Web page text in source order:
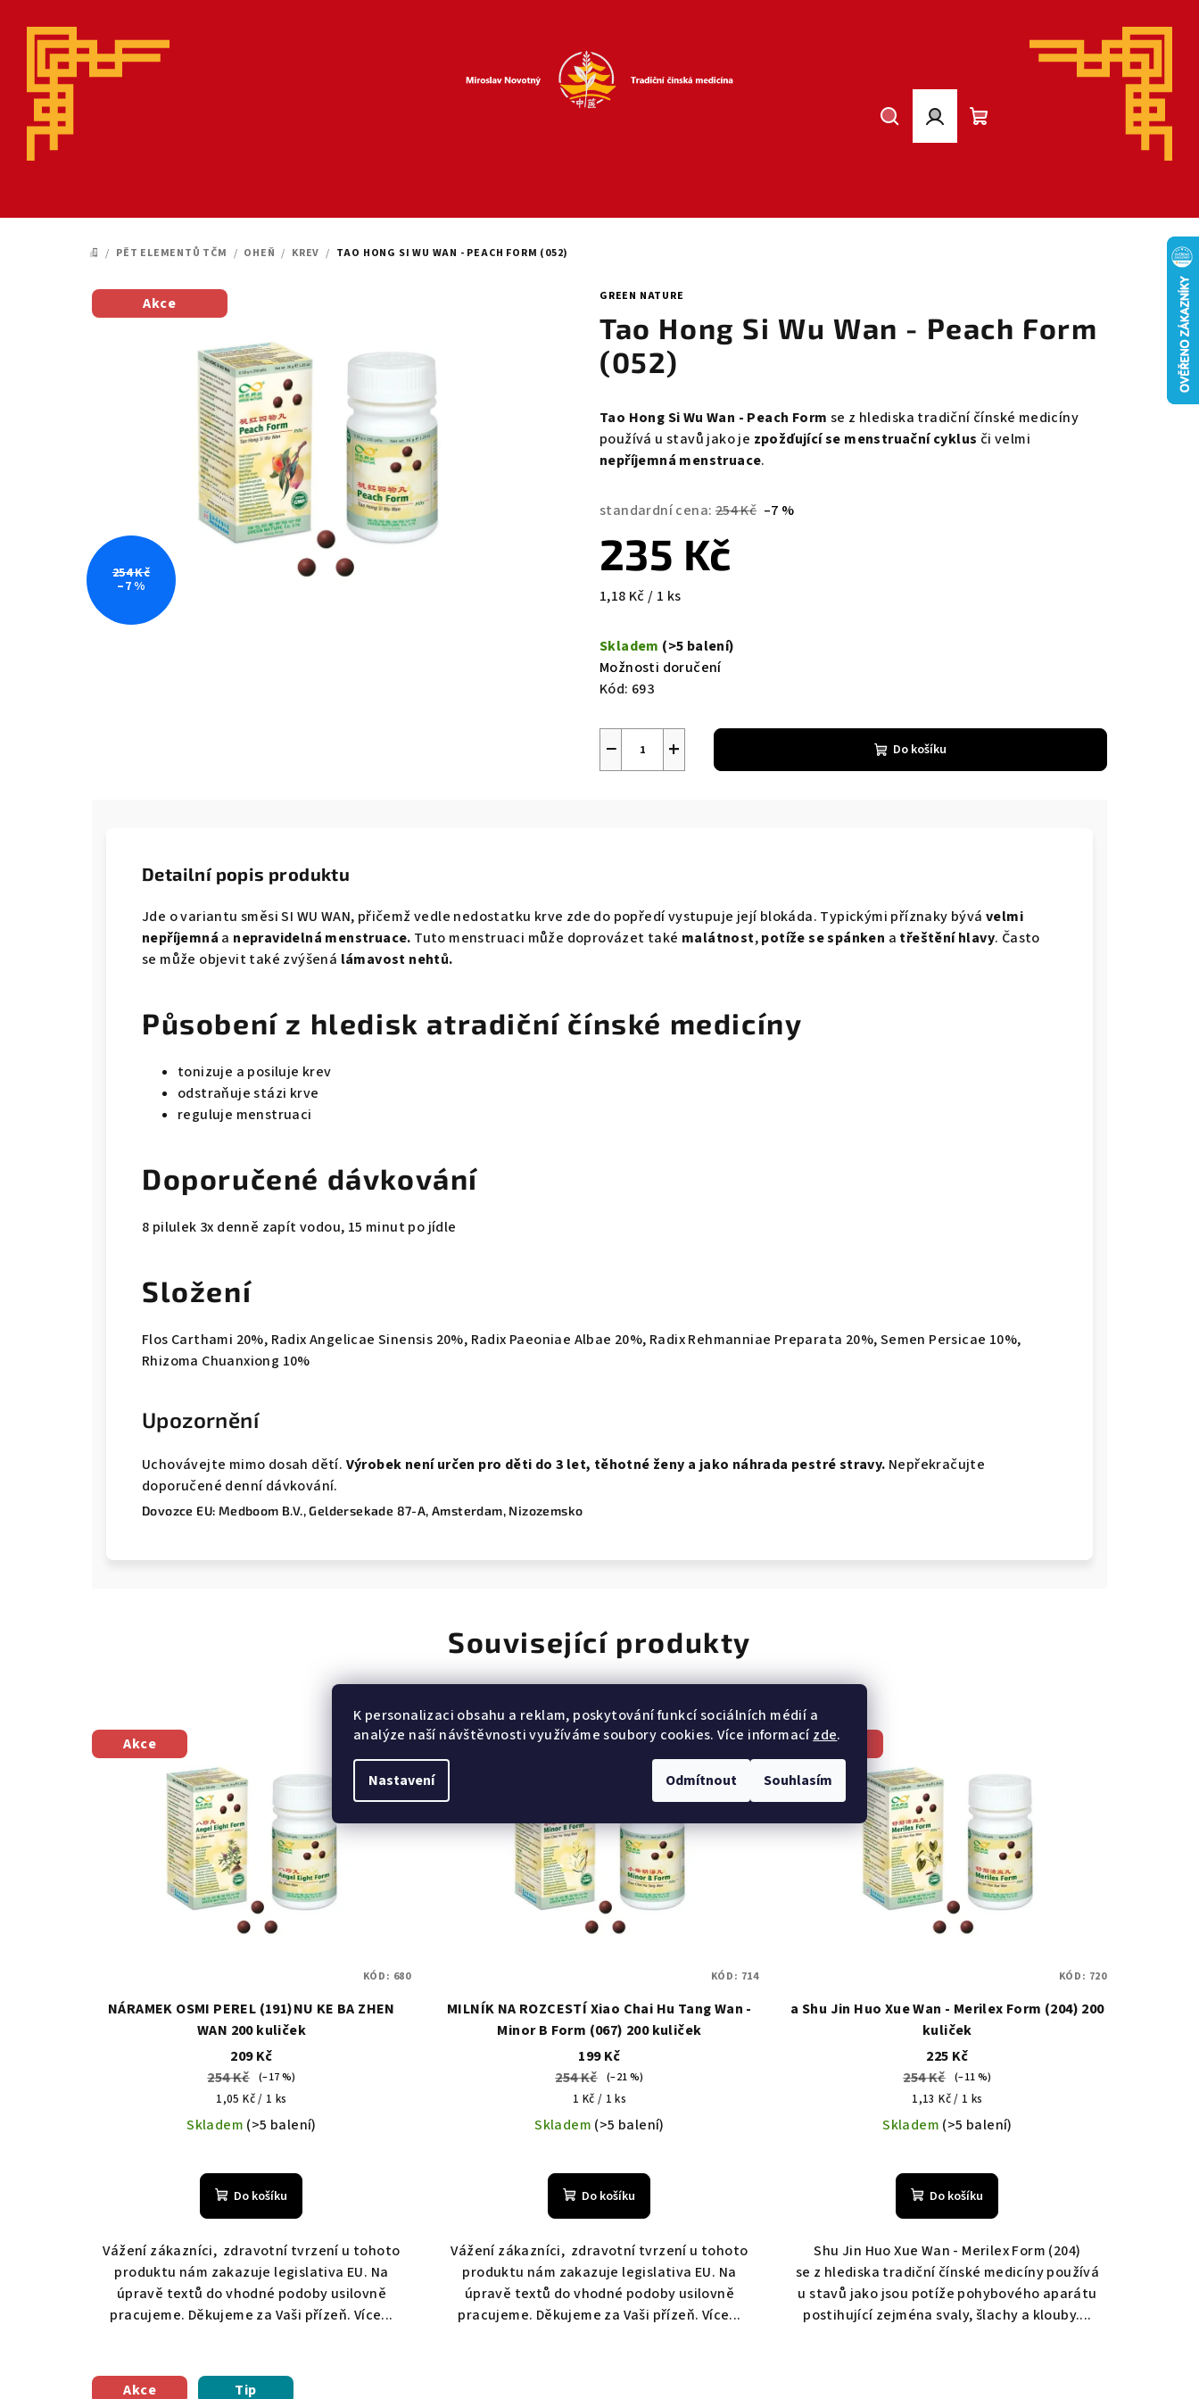
K personalizaci obsahu a reklam, poskytování funkcí sociálních médií a
analýze naší návštěvnosti využíváme soubory cookies. Více informacízde.
Nastavení Odmítnout Souhlasím
HledatPřihlášení
DOMŮ
/ PĚT ELEMENTŮ TČM / OHEŇ / KREV / TAO HONG SI WU WAN - PEACH FORM (052)
GREEN NATURE
Tao Hong Si Wu Wan - Peach Form
(052)
Tao Hong Si Wu Wan - Peach Form se z hlediska tradiční čínské medicíny
používá u stavů jako je zpožďující se menstruační cyklus či velmi
nepříjemná menstruace.
standardní cena: 254 Kč –7 %
235 Kč
Měrná
1,18 Kč / 1 ks
Skladem (>5 balení)
Možnosti doručení
Kód: 693
+
− Do košíku
Akce
254 Kč
–7 %
Detailní popis produktu
Jde o variantu směsi SI WU WAN, přičemž vedle nedostatku krve zde do popředí vystupuje její blokáda. Typickými příznaky bývávelmi
nepříjemná a nepravidelná menstruace. Tuto menstruaci může doprovázet také malátnost,potíže se spánken a třeštění hlavy. Často
se může objevit také zvýšená lámavost nehtů.
Působení z hledisk atradiční čínské medicíny
tonizuje a posiluje krev
odstraňuje stázi krve
reguluje menstruaci
Doporučené dávkování
8 pilulek 3x denně zapít vodou, 15 minut po jídle
Složení
Flos Carthami 20%, Radix Angelicae Sinensis 20%, Radix Paeoniae Albae 20%, Radix Rehmanniae Preparata 20%, Semen Persicae 10%,
Rhizoma Chuanxiong 10%
Upozornění
Uchovávejte mimo dosah dětí. Výrobek není určen pro děti do 3 let, těhotné ženy a jako náhrada pestré stravy. Nepřekračujte
doporučené denní dávkování.
Dovozce EU: Medboom B.V., Geldersekade 87-A, Amsterdam, Nizozemsko
Související produkty
Akce
NÁRAMEK OSMI PEREL (191)NU KE BA ZHEN
WAN 200 kuliček
209 Kč
254 Kč
(–17 %)
Měrná
cena:
1,05 Kč / 1 ks
Skladem (>5 balení)
Do košíku
Vážení zákazníci, zdravotní tvrzení u tohoto
produktu nám zakazuje legislativa EU. Na
úpravě textů do vhodné podoby usilovně
pracujeme. Děkujeme za Vaši přízeň. Více...
KÓD: 680
Akce Tip
MILNÍK NA ROZCESTÍ Xiao Chai Hu Tang Wan -
Minor B Form (067) 200 kuliček
199 Kč
254 Kč
(–21 %)
Měrná
cena:
1 Kč / 1 ks
Skladem (>5 balení)
Do košíku
Vážení zákazníci, zdravotní tvrzení u tohoto
produktu nám zakazuje legislativa EU. Na
úpravě textů do vhodné podoby usilovně
pracujeme. Děkujeme za Vaši přízeň. Více...
KÓD: 714
Akce
a Shu Jin Huo Xue Wan - Merilex Form (204) 200
kuliček
225 Kč
254 Kč
(–11 %)
Měrná
cena:
1,13 Kč / 1 ks
Skladem (>5 balení)
hodnocení
produktu
je
5,0
z
hvězdiček.
Do košíku
Shu Jin Huo Xue Wan - Merilex Form (204)
se z hlediska tradiční čínské medicíny používá
u stavů jako jsou potíže pohybového aparátu
postihující zejména svaly, šlachy a klouby....
KÓD: 720
Akce Tip